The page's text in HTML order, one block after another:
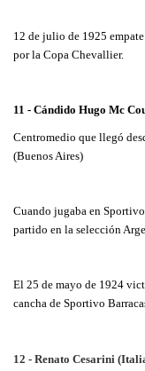
12 de julio de 1925
por la Copa Chevallier.
11 - Cándido Hugo Mc
Centromedio que llegó
(Buenos Aires)
Cuando jugaba en
partido en la selección
El 25 de mayo de 1924
cancha de Sportivo
12 - Renato Cesarini